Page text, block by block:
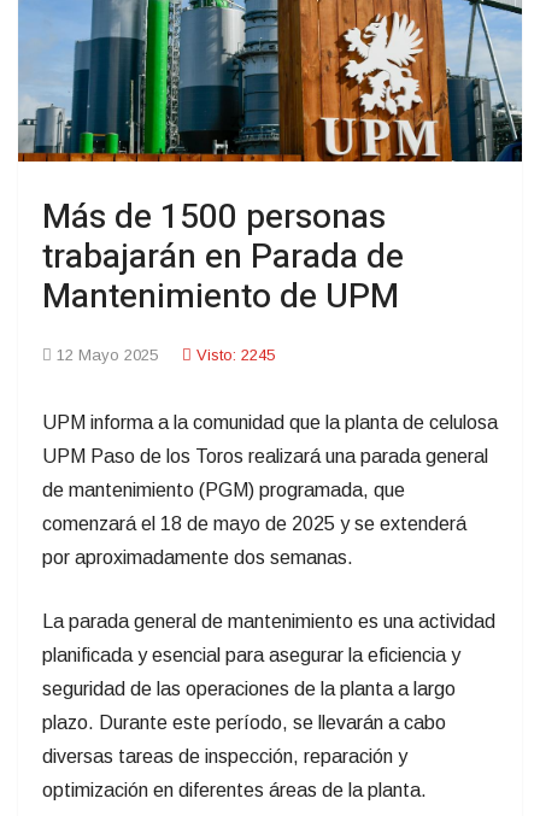
Más de 1500 personas
trabajarán en Parada de
Mantenimiento de UPM
12 Mayo 2025 Visto: 2245
UPM informa a la comunidad que la planta de celulosa
UPM Paso de los Toros realizará una parada general
de mantenimiento (PGM) programada, que
comenzará el 18 de mayo de 2025 y se extenderá
por aproximadamente dos semanas.
La parada general de mantenimiento es una actividad
planificada y esencial para asegurar la eficiencia y
seguridad de las operaciones de la planta a largo
plazo. Durante este período, se llevarán a cabo
diversas tareas de inspección, reparación y
optimización en diferentes áreas de la planta.